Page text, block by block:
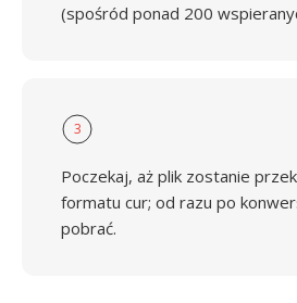
(spośród ponad 200
3
Poczekaj, aż plik zostanie
formatu cur; od razu po
pobrać.